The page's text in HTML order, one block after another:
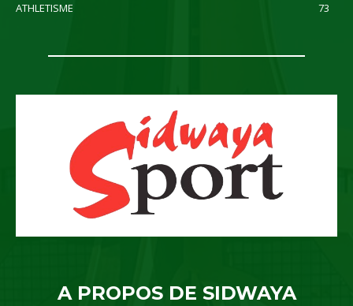
ATHLETISME
73
A PROPOS DE SIDWAYA